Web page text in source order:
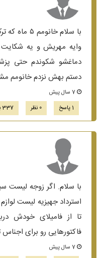
با سلام
وایه مهریش و یه شکایت
دماغشو شکوندم حتی
دستم بهش نزدم خانومم
1 پاسخ
0 نظر 337 بازدید
با سلام. اگر زوجه لیست
استرداد جهیزیه لیست
تا از فامیلای خودش
فاکتورهایی رو برای